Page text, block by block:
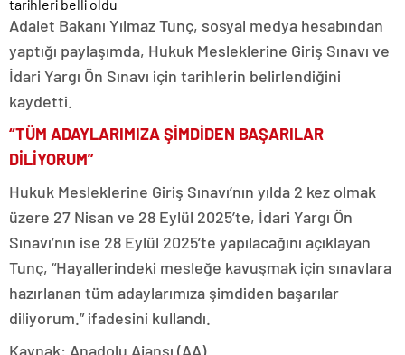
Adalet Bakanı Yılmaz Tunç, sosyal medya hesabından
yaptığı paylaşımda, Hukuk Mesleklerine Giriş Sınavı ve
İdari Yargı Ön Sınavı için tarihlerin belirlendiğini
kaydetti.
“TÜM ADAYLARIMIZA ŞİMDİDEN BAŞARILAR
DİLİYORUM”
Hukuk Mesleklerine Giriş Sınavı’nın yılda 2 kez olmak
üzere 27 Nisan ve 28 Eylül 2025’te, İdari Yargı Ön
Sınavı’nın ise 28 Eylül 2025’te yapılacağını açıklayan
Tunç, “Hayallerindeki mesleğe kavuşmak için sınavlara
hazırlanan tüm adaylarımıza şimdiden başarılar
diliyorum.” ifadesini kullandı.
Kaynak: Anadolu Ajansı (AA)